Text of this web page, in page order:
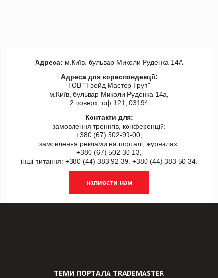
Адреса: м.Київ, бульвар Миколи Руденка 14А
Адреса для кореспонденції:
ТОВ "Tрейд Мастер Груп"
м.Київ, бульвар Миколи Руденка 14а,
2 поверх, оф 121, 03194
Контакти для:
замовлення треннгів, конференцій:
+380 (67) 502-99-00,
замовлення реклами на порталі, журналах:
+380 (67) 502 30 13,
інші питання: +380 (44) 383 92 39, +380 (44) 383 50 34.
написати нам
ТЕМИ ПОРТАЛА TRADEMASTER